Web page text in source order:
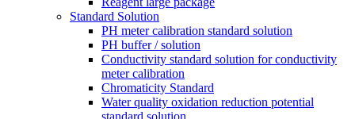
Standard Solution
PH meter calibration standard solution
PH buffer / solution
Conductivity standard solution for conductivity
meter calibration
Chromaticity Standard
Water quality oxidation reduction potential